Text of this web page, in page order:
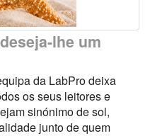
lhe um
da LabPro deixa
os seus leitores e
sinónimo de sol,
junto de quem